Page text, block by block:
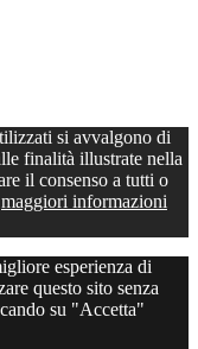
si avvalgono di
finalità illustrate nella
il consenso a tutti o
maggiori informazioni
esperienza di
questo sito senza
su "Accetta"